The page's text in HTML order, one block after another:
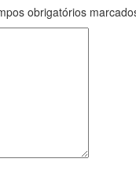
obrigatórios